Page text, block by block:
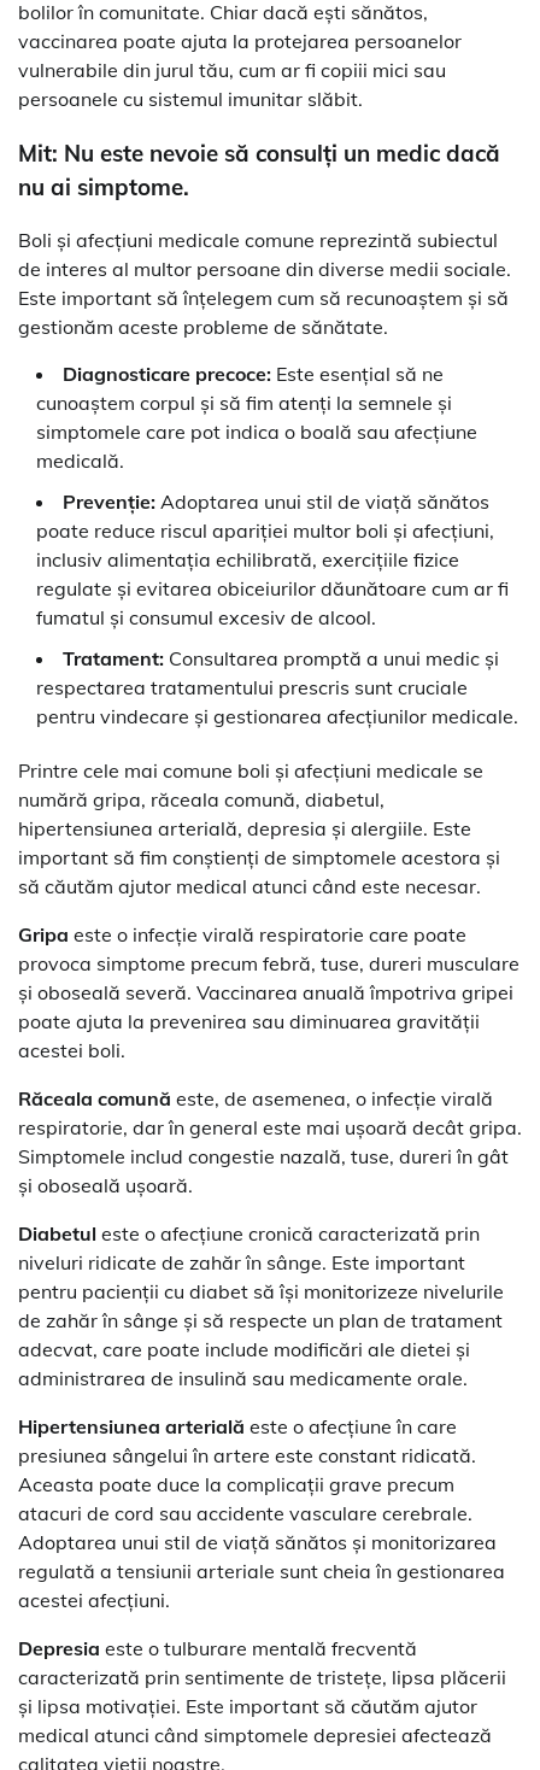
bolilor în comunitate. Chiar dacă ești sănătos,
vaccinarea poate ajuta la protejarea persoanelor
vulnerabile din jurul tău, cum ar fi copiii mici sau
persoanele cu sistemul imunitar slăbit.
Mit: Nu este nevoie să consulți un medic dacă
nu ai simptome.
Boli și afecțiuni medicale comune reprezintă subiectul
de interes al multor persoane din diverse medii sociale.
Este important să înțelegem cum să recunoaștem și să
gestionăm aceste probleme de sănătate.
Diagnosticare precoce: Este esențial să ne
cunoaștem corpul și să fim atenți la semnele și
simptomele care pot indica o boală sau afecțiune
medicală.
Prevenție: Adoptarea unui stil de viață sănătos
poate reduce riscul apariției multor boli și afecțiuni,
inclusiv alimentația echilibrată, exercițiile fizice
regulate și evitarea obiceiurilor dăunătoare cum ar fi
fumatul și consumul excesiv de alcool.
Tratament: Consultarea promptă a unui medic și
respectarea tratamentului prescris sunt cruciale
pentru vindecare și gestionarea afecțiunilor medicale.
Printre cele mai comune boli și afecțiuni medicale se
numără gripa, răceala comună, diabetul,
hipertensiunea arterială, depresia și alergiile. Este
important să fim conștienți de simptomele acestora și
să căutăm ajutor medical atunci când este necesar.
Gripa este o infecție virală respiratorie care poate
provoca simptome precum febră, tuse, dureri musculare
și oboseală severă. Vaccinarea anuală împotriva gripei
poate ajuta la prevenirea sau diminuarea gravității
acestei boli.
Răceala comună este, de asemenea, o infecție virală
respiratorie, dar în general este mai ușoară decât gripa.
Simptomele includ congestie nazală, tuse, dureri în gât
și oboseală ușoară.
Diabetul este o afecțiune cronică caracterizată prin
niveluri ridicate de zahăr în sânge. Este important
pentru pacienții cu diabet să își monitorizeze nivelurile
de zahăr în sânge și să respecte un plan de tratament
adecvat, care poate include modificări ale dietei și
administrarea de insulină sau medicamente orale.
Hipertensiunea arterială este o afecțiune în care
presiunea sângelui în artere este constant ridicată.
Aceasta poate duce la complicații grave precum
atacuri de cord sau accidente vasculare cerebrale.
Adoptarea unui stil de viață sănătos și monitorizarea
regulată a tensiunii arteriale sunt cheia în gestionarea
acestei afecțiuni.
Depresia este o tulburare mentală frecventă
caracterizată prin sentimente de tristețe, lipsa plăcerii
și lipsa motivației. Este important să căutăm ajutor
medical atunci când simptomele depresiei afectează
calitatea vieții noastre.